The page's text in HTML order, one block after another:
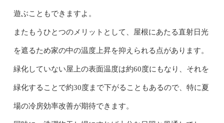
遊ぶこともできますよ。
またもうひとつのメリットとして、屋根にあたる直射日光
を遮るため家の中の温度上昇を抑えられる点があります。
緑化していない屋上の表面温度は約60度にもなり、それを
緑化することで約30度まで下がることもあるので、特に夏
場の冷房効率改善が期待できます。